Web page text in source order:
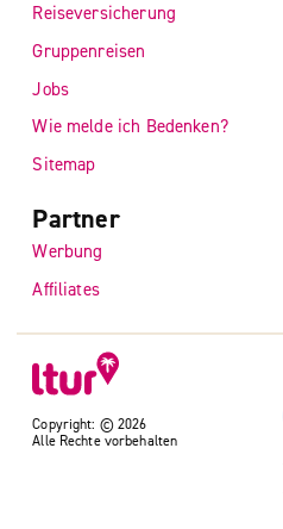
Copyright: © 2026
Alle Rechte vorbehalten
Reiseversicherung
Gruppenreisen
Jobs
Wie melde ich Bedenken?
Sitemap
Partner
Werbung
Affiliates